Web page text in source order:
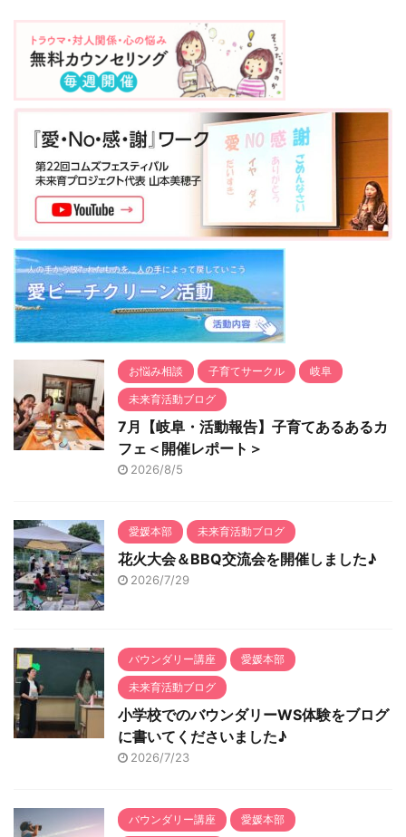
ものはたくさ ...
うワ ...
ケア♡産前産後Lesson
１』を開催しました。 こ
れから出産を控えた女性
へ向けて、赤ちゃんが自
分の存在に「どんな自分
でも私は私♡」と 自分自
身を信じて、愛を持って
幸せを感じる人生を創っ
ていくための心と身体づ
くりを全5回に渡ってお
伝えしていきます。 講師
赤ちゃん発達応援サポー
ター 竹内里香 心のて
らこや MyLife クリエ
イタ ...
さん 親子や兄弟姉
妹、ご家族で『箱庭』を
使ったコミュニケーショ
ンを体験していただけま
す。 日常ではしない方法
で、コミュニケーション
を体験してみることで、
新たな発見があります。
ひとつの箱庭に玩具を使
って、交互にアイテムを
置いてもらい 気軽に楽し
みながら言葉を使わない
コミュニケーションを通
して関係性を深めていた
だけます。 ※対 ...
お悩み相談 子育てサークル 岐阜
未来育活動ブログ
7月【岐阜・活動報告】子育てあるあるカ
フェ＜開催レポート＞
2026/8/5
愛媛本部 未来育活動ブログ
花火大会＆BBQ交流会を開催しました♪
2026/7/29
バウンダリー講座 愛媛本部
未来育活動ブログ
小学校でのバウンダリーWS体験をブログ
に書いてくださいました♪
2026/7/23
バウンダリー講座 愛媛本部